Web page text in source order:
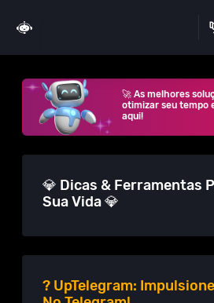
🚀 As melhores
otimizar seu tempo
aqui!
💎 Dicas & Ferramentas
Sua Vida 💎
? UpTelegram: